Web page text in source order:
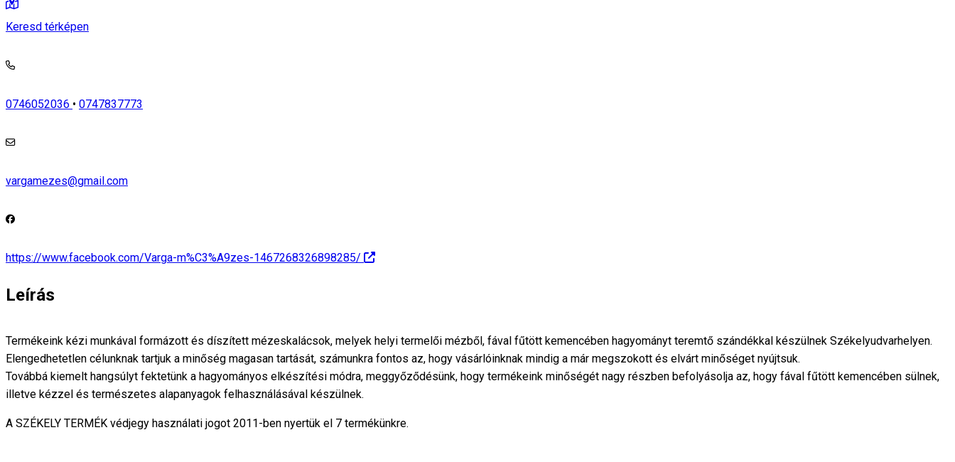
Keresd térképen
0746052036 • 0747837773
vargamezes@gmail.com
https://www.facebook.com/Varga-m%C3%A9zes-1467268326898285/
Leírás
Termékeink kézi munkával formázott és díszített mézeskalácsok, melyek helyi termelői mézből, fával fűtött kemencében hagyományt teremtő szándékkal készülnek Székelyudvarhelyen.
Elengedhetetlen célunknak tartjuk a minőség magasan tartását, számunkra fontos az, hogy vásárlóinknak mindig a már megszokott és elvárt minőséget nyújtsuk.
Továbbá kiemelt hangsúlyt fektetünk a hagyományos elkészítési módra, meggyőződésünk, hogy termékeink minőségét nagy részben befolyásolja az, hogy fával fűtött kemencében sülnek,
illetve kézzel és természetes alapanyagok felhasználásával készülnek.
A SZÉKELY TERMÉK védjegy használati jogot 2011-ben nyertük el 7 termékünkre.